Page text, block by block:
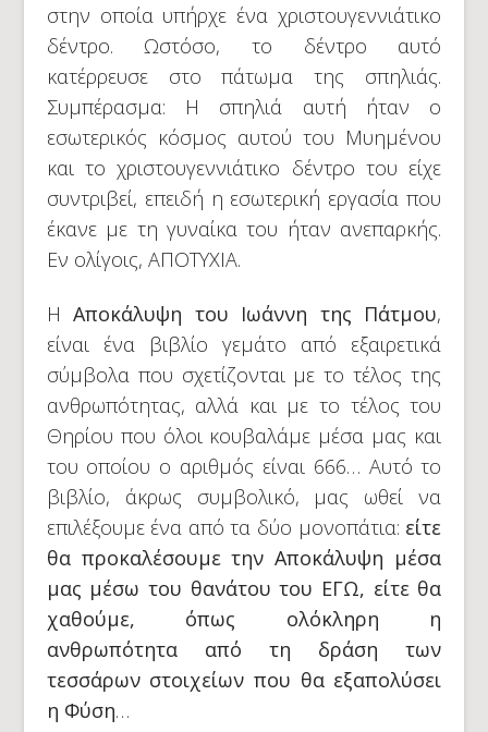
στην οποία υπήρχε ένα χριστουγεννιάτικο
δέντρο. Ωστόσο, το δέντρο αυτό
κατέρρευσε στο πάτωμα της σπηλιάς.
Συμπέρασμα: Η σπηλιά αυτή ήταν ο
εσωτερικός κόσμος αυτού του Μυημένου
και το χριστουγεννιάτικο δέντρο του είχε
συντριβεί, επειδή η εσωτερική εργασία που
έκανε με τη γυναίκα του ήταν ανεπαρκής.
Εν ολίγοις, ΑΠΟΤΥΧΙΑ.
ΗΑποκάλυψη του Ιωάννη της Πάτμου,
είναι ένα βιβλίο γεμάτο από εξαιρετικά
σύμβολα που σχετίζονται με το τέλος της
ανθρωπότητας, αλλά και με το τέλος του
Θηρίου που όλοι κουβαλάμε μέσα μας και
του οποίου ο αριθμός είναι 666… Αυτό το
βιβλίο, άκρως συμβολικό, μας ωθεί να
επιλέξουμε ένα από τα δύο μονοπάτια: είτε
θα προκαλέσουμε την Αποκάλυψη μέσα
μας μέσω του θανάτου του ΕΓΩ, είτε θα
χαθούμε, όπως ολόκληρη η
ανθρωπότητα από τη δράση των
τεσσάρων στοιχείων που θα εξαπολύσει
η Φύση…